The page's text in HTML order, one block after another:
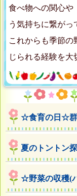
食べ物への関心や
う気持ちに繋がっ
これからも季節の
じられる経験を大
☆食育の日☆群
夏のトントン
☆野菜の収穫(